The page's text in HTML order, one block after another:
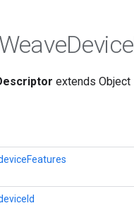
Device
extends Object